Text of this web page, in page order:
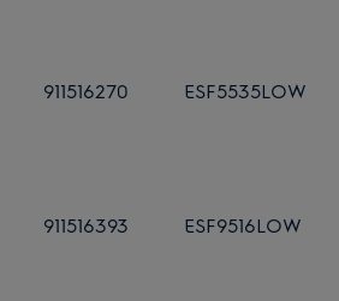
911516270 ESF5535LOW
911516393 ESF9516LOW